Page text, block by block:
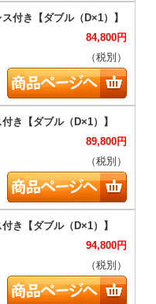
84,800円
（税別）
89,800円
（税別）
94,800円
（税別）